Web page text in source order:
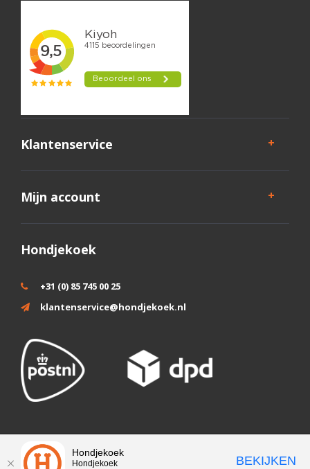
Klantenservice
Mijn account
Hondjekoek
+31 (0) 85 745 00 25
klantenservice@hondjekoek.nl
Wij slaan cookies op om onze website te verbeteren. Is dat akkoord?
Hondjekoek
Hondjekoek BEKIJKEN